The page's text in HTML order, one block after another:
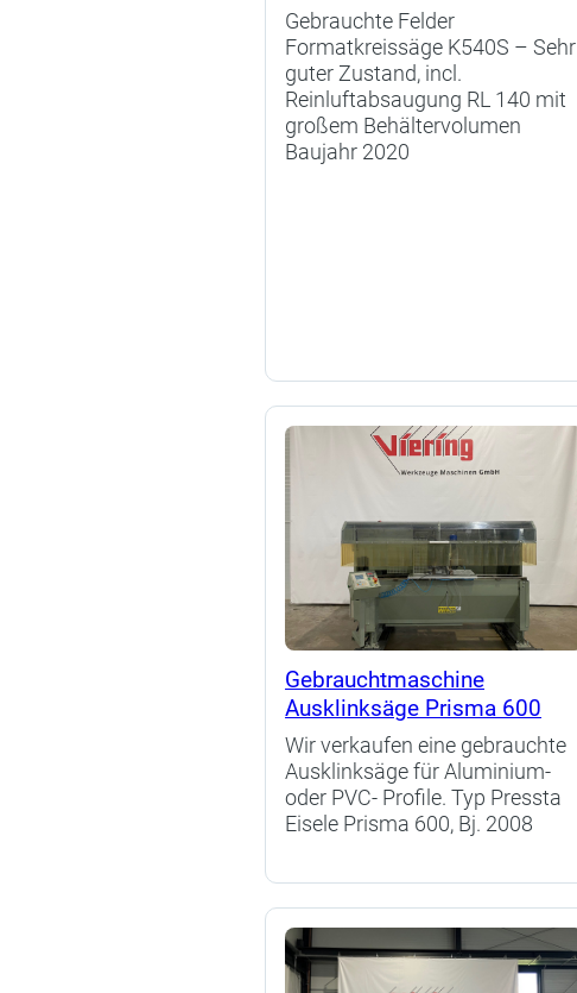
Gebrauchte Felder
Formatkreissäge K540S – Sehr
guter Zustand, incl.
Reinluftabsaugung RL 140 mit
großem Behältervolumen
Baujahr 2020
Gebrauchtmaschine
Ausklinksäge Prisma 600
Wir verkaufen eine gebrauchte
Ausklinksäge für Aluminium-
oder PVC- Profile. Typ Pressta
Eisele Prisma 600, Bj. 2008